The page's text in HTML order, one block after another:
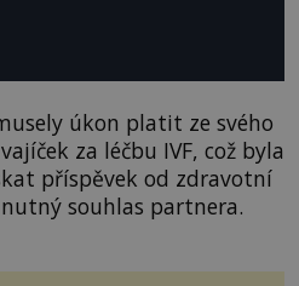
úkon platit ze svého
za léčbu IVF, což byla
příspěvek od zdravotní
souhlas partnera.